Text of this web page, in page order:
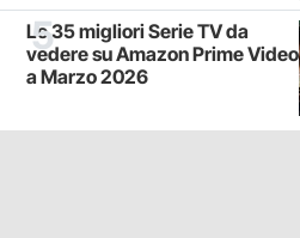
Le 35 migliori Serie TV da
vedere su Amazon Prime Video
a Marzo 2026